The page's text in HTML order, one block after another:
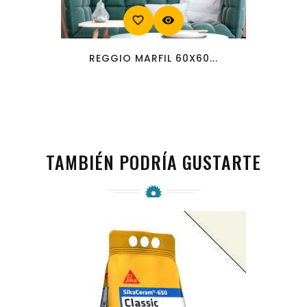
favorite_border visibility
REGGIO MARFIL 60X60...
TAMBIÉN PODRÍA GUSTARTE